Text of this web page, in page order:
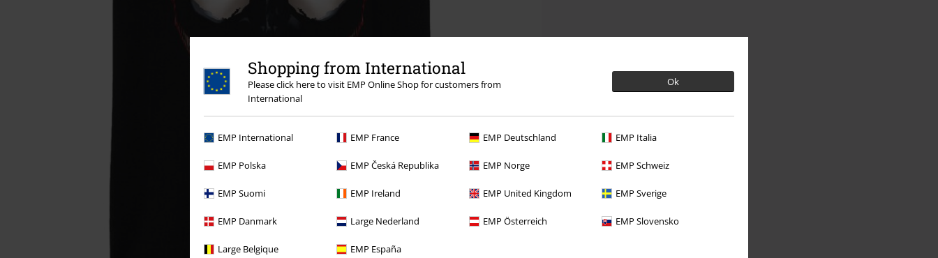
Shopping from International
Please click here to visit EMP Online Shop for customers from
International
Ok
EMP International EMP France EMP Deutschland EMP Italia
EMP Polska EMP Česká Republika EMP Norge EMP Schweiz
EMP Suomi EMP Ireland EMP United Kingdom EMP Sverige
EMP Danmark Large Nederland EMP Österreich EMP Slovensko
Large Belgique EMP España